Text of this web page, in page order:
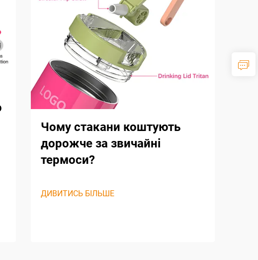
Чому стакани коштують
дорожче за звичайні
термоси?
ДИВИТИСЬ БІЛЬШЕ